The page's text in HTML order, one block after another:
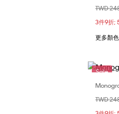
價格扣
TWD
3件9折;
更多顏
Sale
價格扣
TWD